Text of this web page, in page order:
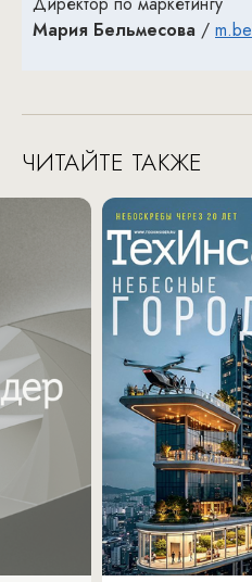
Мария Бельмесова /
ЧИТАЙТЕ ТАКЖЕ